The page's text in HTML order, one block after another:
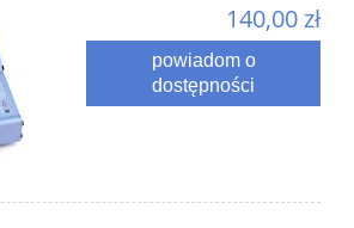
140,00 zł
powiadom o
dostępności